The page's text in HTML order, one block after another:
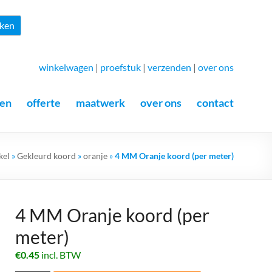
winkelwagen | proefstuk | verzenden | over ons
offerte maatwerk over ons contact
»Gekleurd koord »oranje »4 MM Oranje koord (per meter)
4 MM Oranje koord (per
meter)
€0.45 incl. BTW